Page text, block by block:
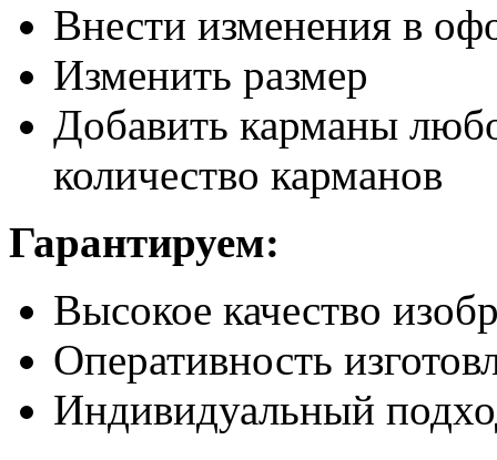
Внести изменения в
Изменить размер
Добавить карманы
количество карманов
Гарантируем:
Высокое качество
Оперативность
Индивидуальный